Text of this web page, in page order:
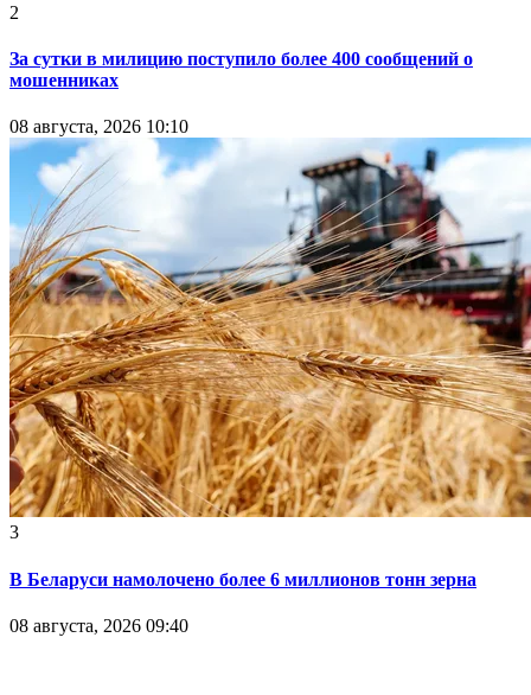
2
За сутки в милицию поступило более 400 сообщений о
мошенниках
08 августа, 2026 10:10
3
В Беларуси намолочено более 6 миллионов тонн зерна
08 августа, 2026 09:40